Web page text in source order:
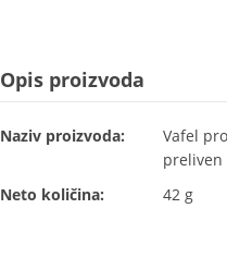
Opis proizvoda
Naziv proizvoda:
Vafel
preliven
Neto količina:
42 g